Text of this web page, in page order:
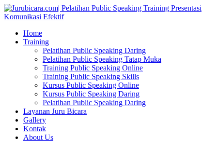
Home
Training
Pelatihan Public Speaking Daring
Pelatihan Public Speaking Tatap Muka
Training Public Speaking Online
Training Public Speaking Skills
Kursus Public Speaking Online
Kursus Public Speaking Daring
Pelatihan Public Speaking Daring
Layanan Juru Bicara
Gallery
Kontak
About Us